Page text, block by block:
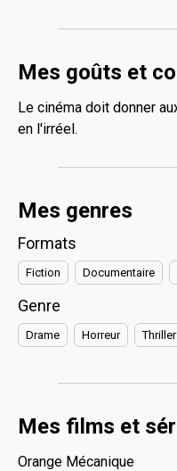
Mes goûts et
Le cinéma doit donner
en l'irréel.
Mes genres
Formats
Fiction Documentaire
Genre
Drame Horreur Thriller
Mes films et
Orange Mécanique